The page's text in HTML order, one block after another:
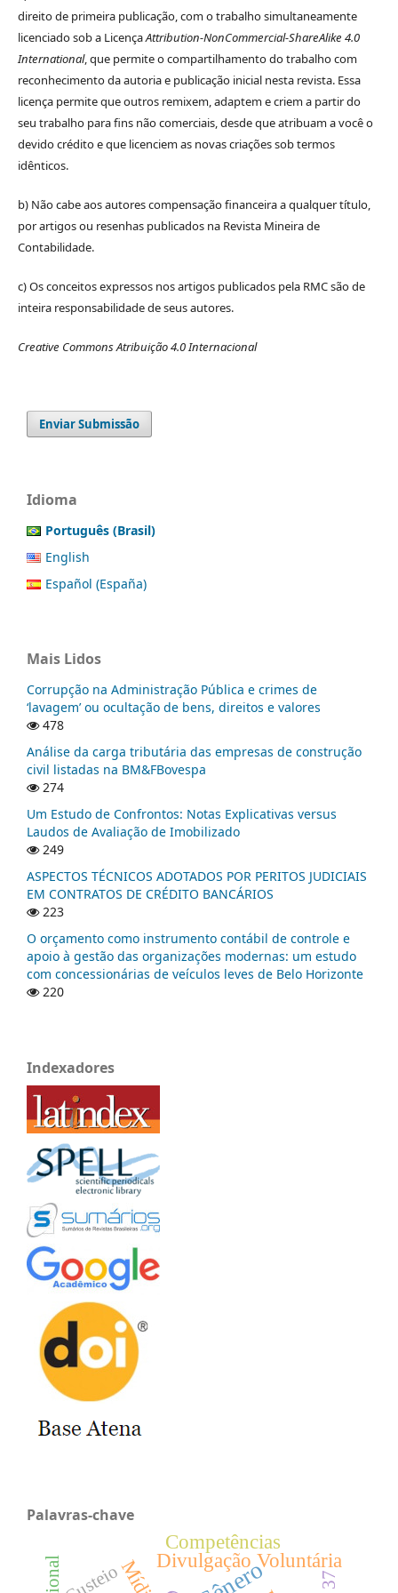
direito de primeira publicação, com o trabalho simultaneamente
licenciado sob a LicençaAttribution-NonCommercial-ShareAlike 4.0
International, que permite o compartilhamento do trabalho com
reconhecimento da autoria e publicação inicial nesta revista. Essa
licença permite que outros remixem, adaptem e criem a partir do
seu trabalho para fins não comerciais, desde que atribuam a você o
devido crédito e que licenciem as novas criações sob termos
idênticos.
b) Não cabe aos autores compensação financeira a qualquer título,
por artigos ou resenhas publicados na Revista Mineira de
Contabilidade.
c) Os conceitos expressos nos artigos publicados pela RMC são de
inteira responsabilidade de seus autores.
Creative Commons Atribuição 4.0 Internacional
Enviar Submissão
Idioma
Português (Brasil)
English
Español (España)
Mais Lidos
Corrupção na Administração Pública e crimes de
‘lavagem’ ou ocultação de bens, direitos e valores
478
Análise da carga tributária das empresas de construção
civil listadas na BM&FBovespa
274
Um Estudo de Confrontos: Notas Explicativas versus
Laudos de Avaliação de Imobilizado
249
ASPECTOS TÉCNICOS ADOTADOS POR PERITOS JUDICIAIS
EM CONTRATOS DE CRÉDITO BANCÁRIOS
223
O orçamento como instrumento contábil de controle e
apoio à gestão das organizações modernas: um estudo
com concessionárias de veículos leves de Belo Horizonte
220
Indexadores
Palavras-chave
Divulgação Voluntária
Competências
Custeio